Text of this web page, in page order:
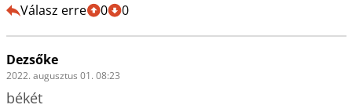
Válasz erre 0 0
Dezsőke
2022. augusztus 01. 08:23
békét